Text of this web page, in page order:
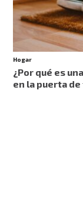
Hogar
¿Por qué es
en la puerta de